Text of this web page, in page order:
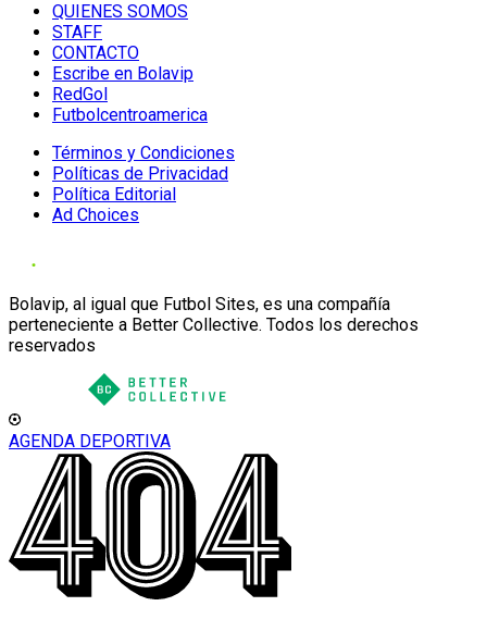
QUIENES SOMOS
STAFF
CONTACTO
Escribe en Bolavip
RedGol
Futbolcentroamerica
Términos y Condiciones
Políticas de Privacidad
Política Editorial
Ad Choices
Bolavip, al igual que Futbol Sites, es una compañía
perteneciente a Better Collective. Todos los derechos
reservados
AGENDA DEPORTIVA